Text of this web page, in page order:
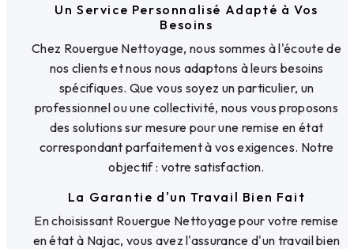
Un Service Personnalisé Adapté à Vos
Besoins
Chez Rouergue Nettoyage, nous sommes à l'écoute de
nos clients et nous nous adaptons à leurs besoins
spécifiques. Que vous soyez un particulier, un
professionnel ou une collectivité, nous vous proposons
des solutions sur mesure pour une remise en état
correspondant parfaitement à vos exigences. Notre
objectif : votre satisfaction.
La Garantie d'un Travail Bien Fait
En choisissant Rouergue Nettoyage pour votre remise
en état à Najac, vous avez l'assurance d'un travail bien